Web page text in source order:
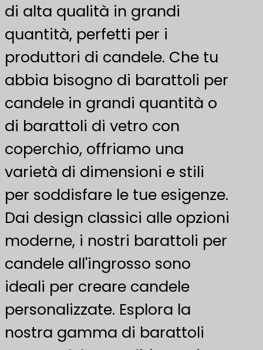
di alta qualità in grandi
quantità, perfetti per i
produttori di candele. Che tu
abbia bisogno di barattoli per
candele in grandi quantità o
di barattoli di vetro con
coperchio, offriamo una
varietà di dimensioni e stili
per soddisfare le tue esigenze.
Dai design classici alle opzioni
moderne, i nostri barattoli per
candele all'ingrosso sono
ideali per creare candele
personalizzate. Esplora la
nostra gamma di barattoli